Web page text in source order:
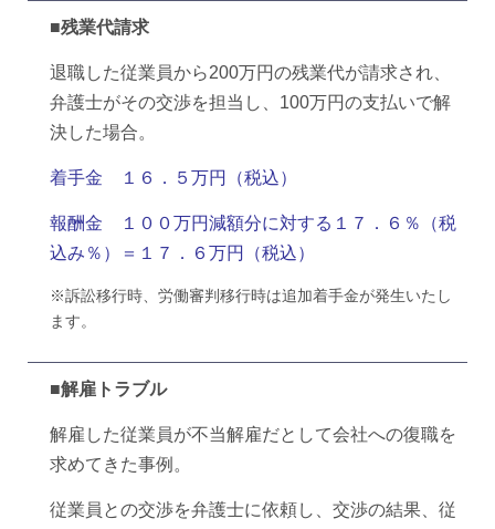
■残業代請求
退職した従業員から200万円の残業代が請求され、
弁護士がその交渉を担当し、100万円の支払いで解
決した場合。
着手金 １６．５万円（税込）
報酬金 １００万円減額分に対する１７．６％（税
込み％）＝１７．６万円（税込）
※訴訟移行時、労働審判移行時は追加着手金が発生いたし
ます。
■解雇トラブル
解雇した従業員が不当解雇だとして会社への復職を
求めてきた事例。
従業員との交渉を弁護士に依頼し、交渉の結果、従